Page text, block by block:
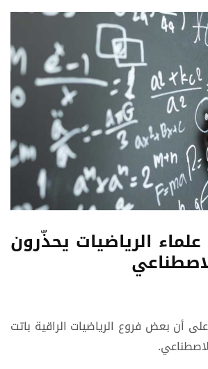
علماء الرياضيات يحذّرون
أن بعض فروع الرياضيات الراقية باتت